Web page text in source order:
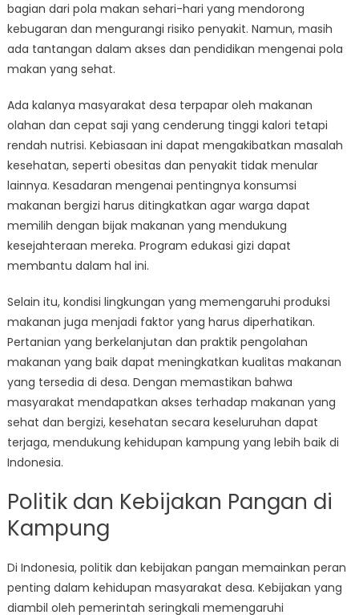
bagian dari pola makan sehari-hari yang mendorong
kebugaran dan mengurangi risiko penyakit. Namun, masih
ada tantangan dalam akses dan pendidikan mengenai pola
makan yang sehat.
Ada kalanya masyarakat desa terpapar oleh makanan
olahan dan cepat saji yang cenderung tinggi kalori tetapi
rendah nutrisi. Kebiasaan ini dapat mengakibatkan masalah
kesehatan, seperti obesitas dan penyakit tidak menular
lainnya. Kesadaran mengenai pentingnya konsumsi
makanan bergizi harus ditingkatkan agar warga dapat
memilih dengan bijak makanan yang mendukung
kesejahteraan mereka. Program edukasi gizi dapat
membantu dalam hal ini.
Selain itu, kondisi lingkungan yang memengaruhi produksi
makanan juga menjadi faktor yang harus diperhatikan.
Pertanian yang berkelanjutan dan praktik pengolahan
makanan yang baik dapat meningkatkan kualitas makanan
yang tersedia di desa. Dengan memastikan bahwa
masyarakat mendapatkan akses terhadap makanan yang
sehat dan bergizi, kesehatan secara keseluruhan dapat
terjaga, mendukung kehidupan kampung yang lebih baik di
Indonesia.
Politik dan Kebijakan Pangan di
Kampung
Di Indonesia, politik dan kebijakan pangan memainkan peran
penting dalam kehidupan masyarakat desa. Kebijakan yang
diambil oleh pemerintah seringkali memengaruhi